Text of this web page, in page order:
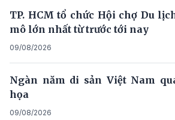
TP. HCM tổ chức Hội chợ Du
mô lớn nhất từ trước tới nay
09/08/2026
Ngàn năm di sản Việt Nam
họa
09/08/2026